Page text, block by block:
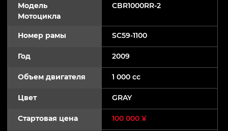
Модель
Мотоцикла
CBR1000RR-2
Номер рамы SC59-1100
Год 2009
Объем двигателя 1 000 cc
Цвет GRAY
Стартовая цена 100 000 ¥